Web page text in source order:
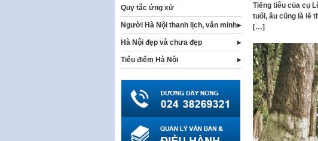
Tiếng tiêu của cụ
tuổi, âu cũng là lẽ
[…]
Quy tắc ứng xử
Người Hà Nội thanh lịch, văn minh
Hà Nội đẹp và chưa đẹp
Tiêu điểm Hà Nội